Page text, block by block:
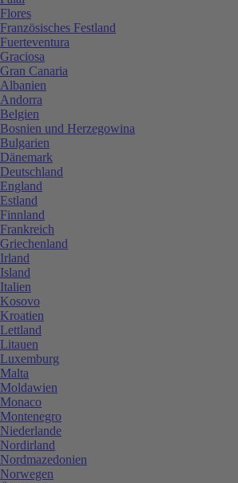
Flores
Französisches Festland
Fuerteventura
Graciosa
Gran Canaria
Albanien
Andorra
Belgien
Bosnien und Herzegowina
Bulgarien
Dänemark
Deutschland
England
Estland
Finnland
Frankreich
Griechenland
Irland
Island
Italien
Kosovo
Kroatien
Lettland
Litauen
Luxemburg
Malta
Moldawien
Monaco
Montenegro
Niederlande
Nordirland
Nordmazedonien
Norwegen